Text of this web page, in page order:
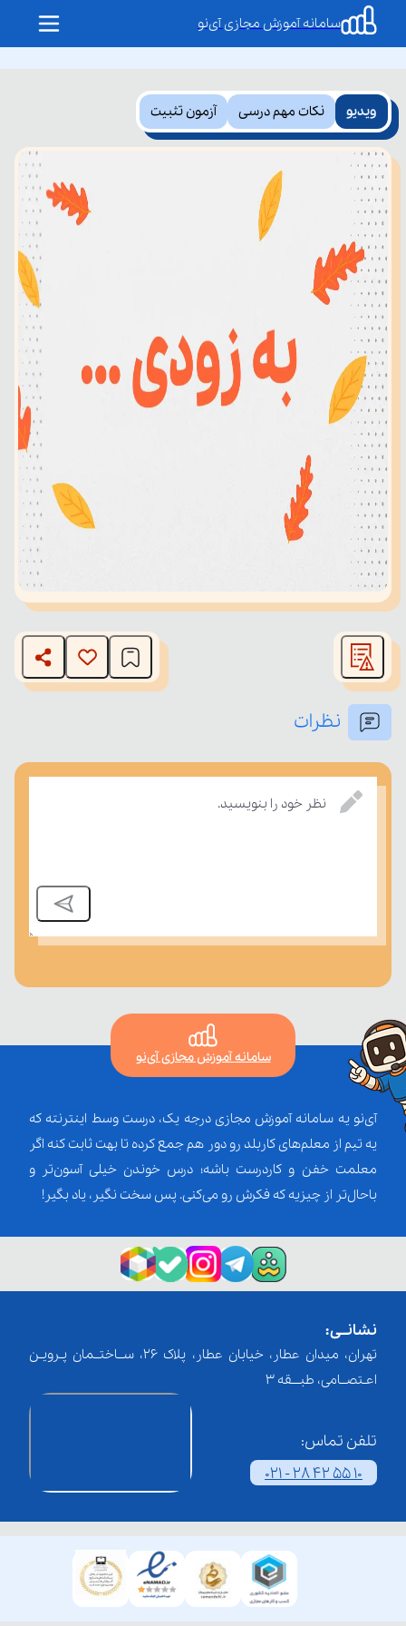
سامانه آموزش مجازی آی‌نو
ویدیو نکات مهم درسی آزمون تثبیت
نظرات
نظر خود را بنویسید.
سامانه آموزش مجازی آی‌نو
آی‌نو یه سامانه آموزش مجازی درجه یک، درست وسط اینترنته که
یه تیم از معلم‌‌های کاربلد رو دور هم جمع کرده تا بهت ثابت کنه اگر
معلمت خفن و کاردرست باشه؛ درس خوندن خیلی آسون‌تر و
باحال‌تر از چیزیه که فکرش رو می‌کنی. پس سخت نگیر، یاد بگیر!
نشانــی:
تهران، میدان عطار، خیابان عطار، پلاک 26، ســاختــمان پـرویـن
اعـتصــامی، طبـــقه 3
تلفن تماس:
021 - 28 42 55 10